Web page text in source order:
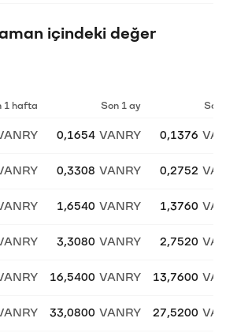
içindeki değer
1 hafta Son 1 ay Son
0,1654 VANRY 0,1376
0,3308 VANRY 0,2752
1,6540 VANRY 1,3760
3,3080 VANRY 2,7520
16,5400 VANRY 13,7600
33,0800 VANRY 27,5200